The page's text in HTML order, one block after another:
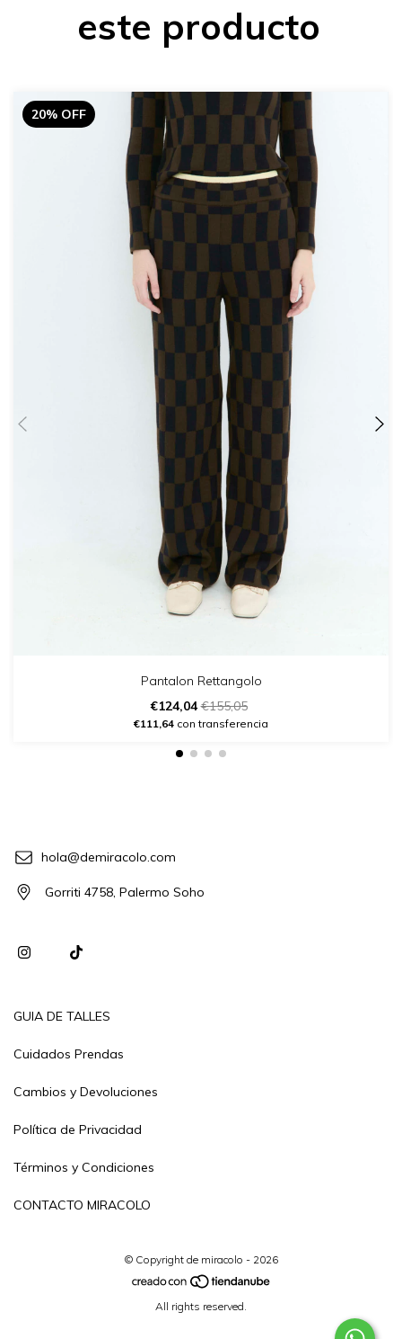
este producto
20% OFF
Pantalon Rettangolo
€124,04€155,05
€111,64 con transferencia
hola@demiracolo.com
Gorriti 4758, Palermo Soho
GUIA DE TALLES
Cuidados Prendas
Cambios y Devoluciones
Política de Privacidad
Términos y Condiciones
CONTACTO MIRACOLO
© Copyright de miracolo - 2026
All rights reserved.